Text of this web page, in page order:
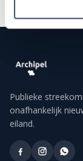
Publieke
onafhankelijk
eiland.